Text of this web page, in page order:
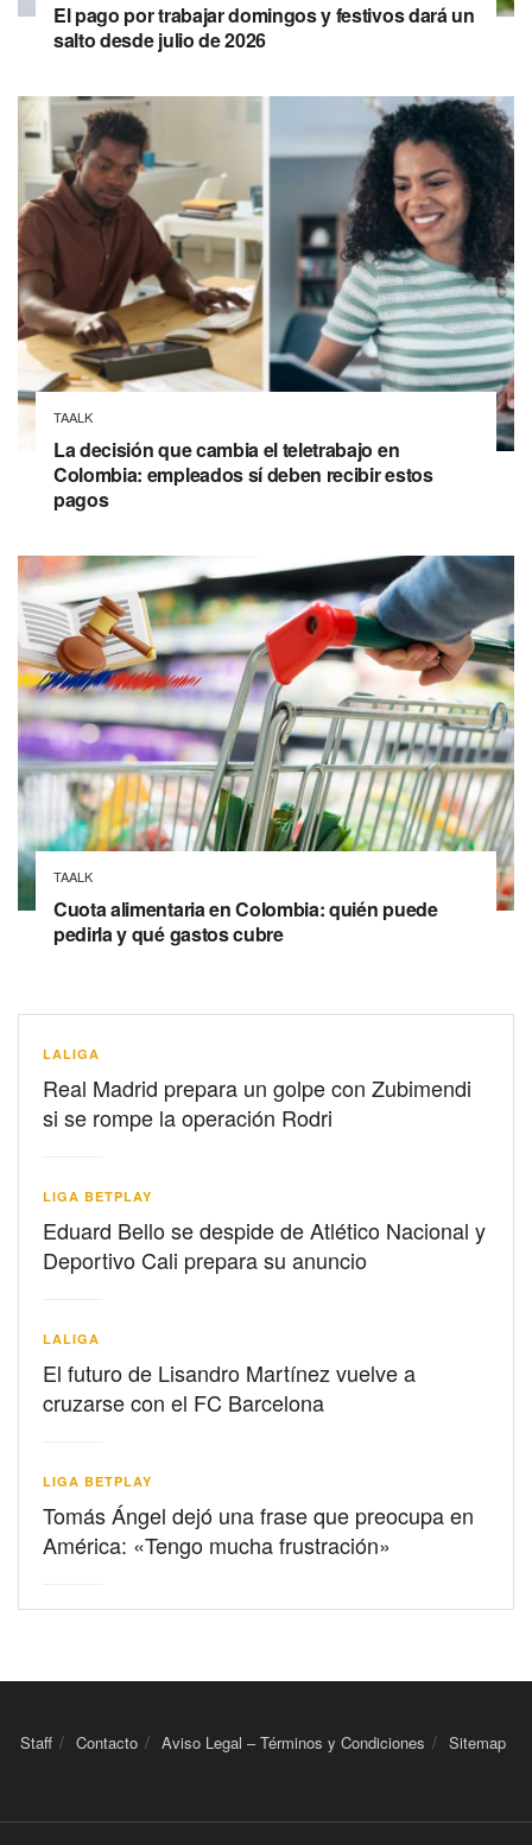
El pago por trabajar domingos y festivos dará un
salto desde julio de 2026
TAALK
La decisión que cambia el teletrabajo en
Colombia: empleados sí deben recibir estos
pagos
TAALK
Cuota alimentaria en Colombia: quién puede
pedirla y qué gastos cubre
LALIGA
Real Madrid prepara un golpe con Zubimendi
si se rompe la operación Rodri
LIGA BETPLAY
Eduard Bello se despide de Atlético Nacional y
Deportivo Cali prepara su anuncio
LALIGA
El futuro de Lisandro Martínez vuelve a
cruzarse con el FC Barcelona
LIGA BETPLAY
Tomás Ángel dejó una frase que preocupa en
América: «Tengo mucha frustración»
Staff Contacto Aviso Legal – Términos y Condiciones Sitemap